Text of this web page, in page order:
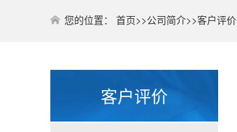
您的位置： 首页>>公司简介>>客户评价
客户评价